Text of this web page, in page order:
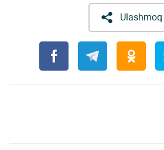
Ulashmoq